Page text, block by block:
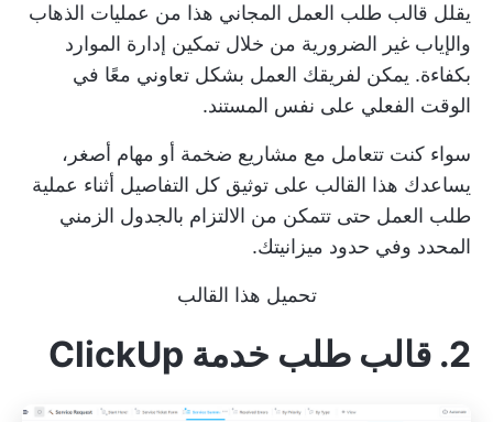
يقلل قالب طلب العمل المجاني هذا من عمليات الذهاب
والإياب غير الضرورية من خلال تمكين إدارة الموارد
بكفاءة. يمكن لفريقك العمل بشكل تعاوني معًا في
الوقت الفعلي على نفس المستند.
سواء كنت تتعامل مع مشاريع ضخمة أو مهام أصغر،
يساعدك هذا القالب على توثيق كل التفاصيل أثناء عملية
طلب العمل حتى تتمكن من الالتزام بالجدول الزمني
المحدد وفي حدود ميزانيتك.
تحميل هذا القالب
2. قالب طلب خدمة ClickUp